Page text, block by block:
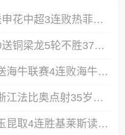
近3轮首胜！铁人3-1送申花中超3连败热菲尼奥双响邦本宜裕传射
终结2连败！新鹏城2-0送铜梁龙5轮不胜37岁姜至鹏破门韦斯利建功
笑傲德比！西海岸2-0送海牛联赛4连败海牛仍垫底西海岸升至第二
近三轮首胜！国安2-1浙江法比奥点射35岁张稀哲制胜王钰栋送助攻
让二追三！津门虎3-2玉昆取4连胜基莱斯读秒绝杀萨尔瓦多破门